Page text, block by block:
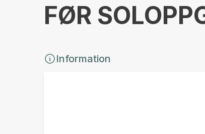
FØR
Information